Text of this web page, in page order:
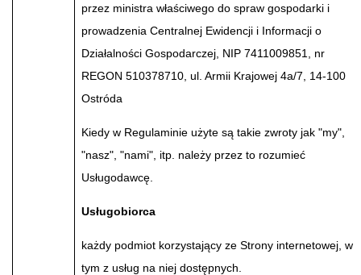
przez ministra właściwego do spraw gospodarki i
prowadzenia Centralnej Ewidencji i Informacji o
Działalności Gospodarczej, NIP 7411009851, nr
REGON 510378710, ul. Armii Krajowej 4a/7, 14-100
Ostróda
Kiedy w Regulaminie użyte są takie zwroty jak "my",
"nasz", "nami", itp. należy przez to rozumieć
Usługodawcę.
Usługobiorca
każdy podmiot korzystający ze Strony internetowej, w
tym z usług na niej dostępnych.